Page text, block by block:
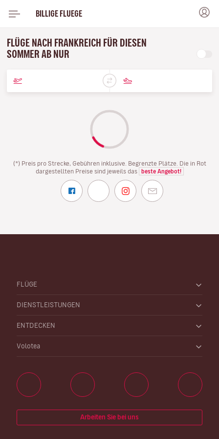
BILLIGE FLUEGE
FLÜGE NACH FRANKREICH FÜR DIESEN
SOMMER AB NUR
(*) Preis pro Strecke, Gebühren inklusive. Begrenzte Plätze. Die in Rot
dargestellten Preise sind jeweils das
beste Angebot!
FLÜGE
DIENSTLEISTUNGEN
ENTDECKEN
Volotea
Arbeiten Sie bei uns